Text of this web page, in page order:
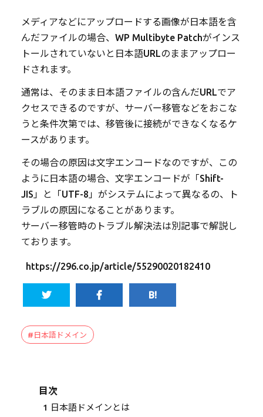
メディアなどにアップロードする画像が日本語を含
んだファイルの場合、WP Multibyte Patchがインス
トールされていないと日本語URLのままアップロー
ドされます。
通常は、そのまま日本語ファイルの含んだURLでア
クセスできるのですが、サーバー移管などをおこな
うと条件次第では、移管後に接続ができなくなるケ
ースがあります。
その場合の原因は文字エンコードなのですが、この
ように日本語の場合、文字エンコードが「Shift-
JIS」と「UTF-8」がシステムによって異なるの、ト
ラブルの原因になることがあります。
サーバー移管時のトラブル解決法は別記事で解説し
ております。
https://296.co.jp/article/55290020182410
#日本語ドメイン
目次
1
日本語ドメインとは